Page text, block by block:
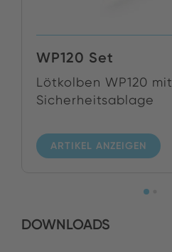
WP120 Set
Lötkolben WP120 mit
Sicherheitsablage
ARTIKEL ANZEIGEN
DOWNLOADS